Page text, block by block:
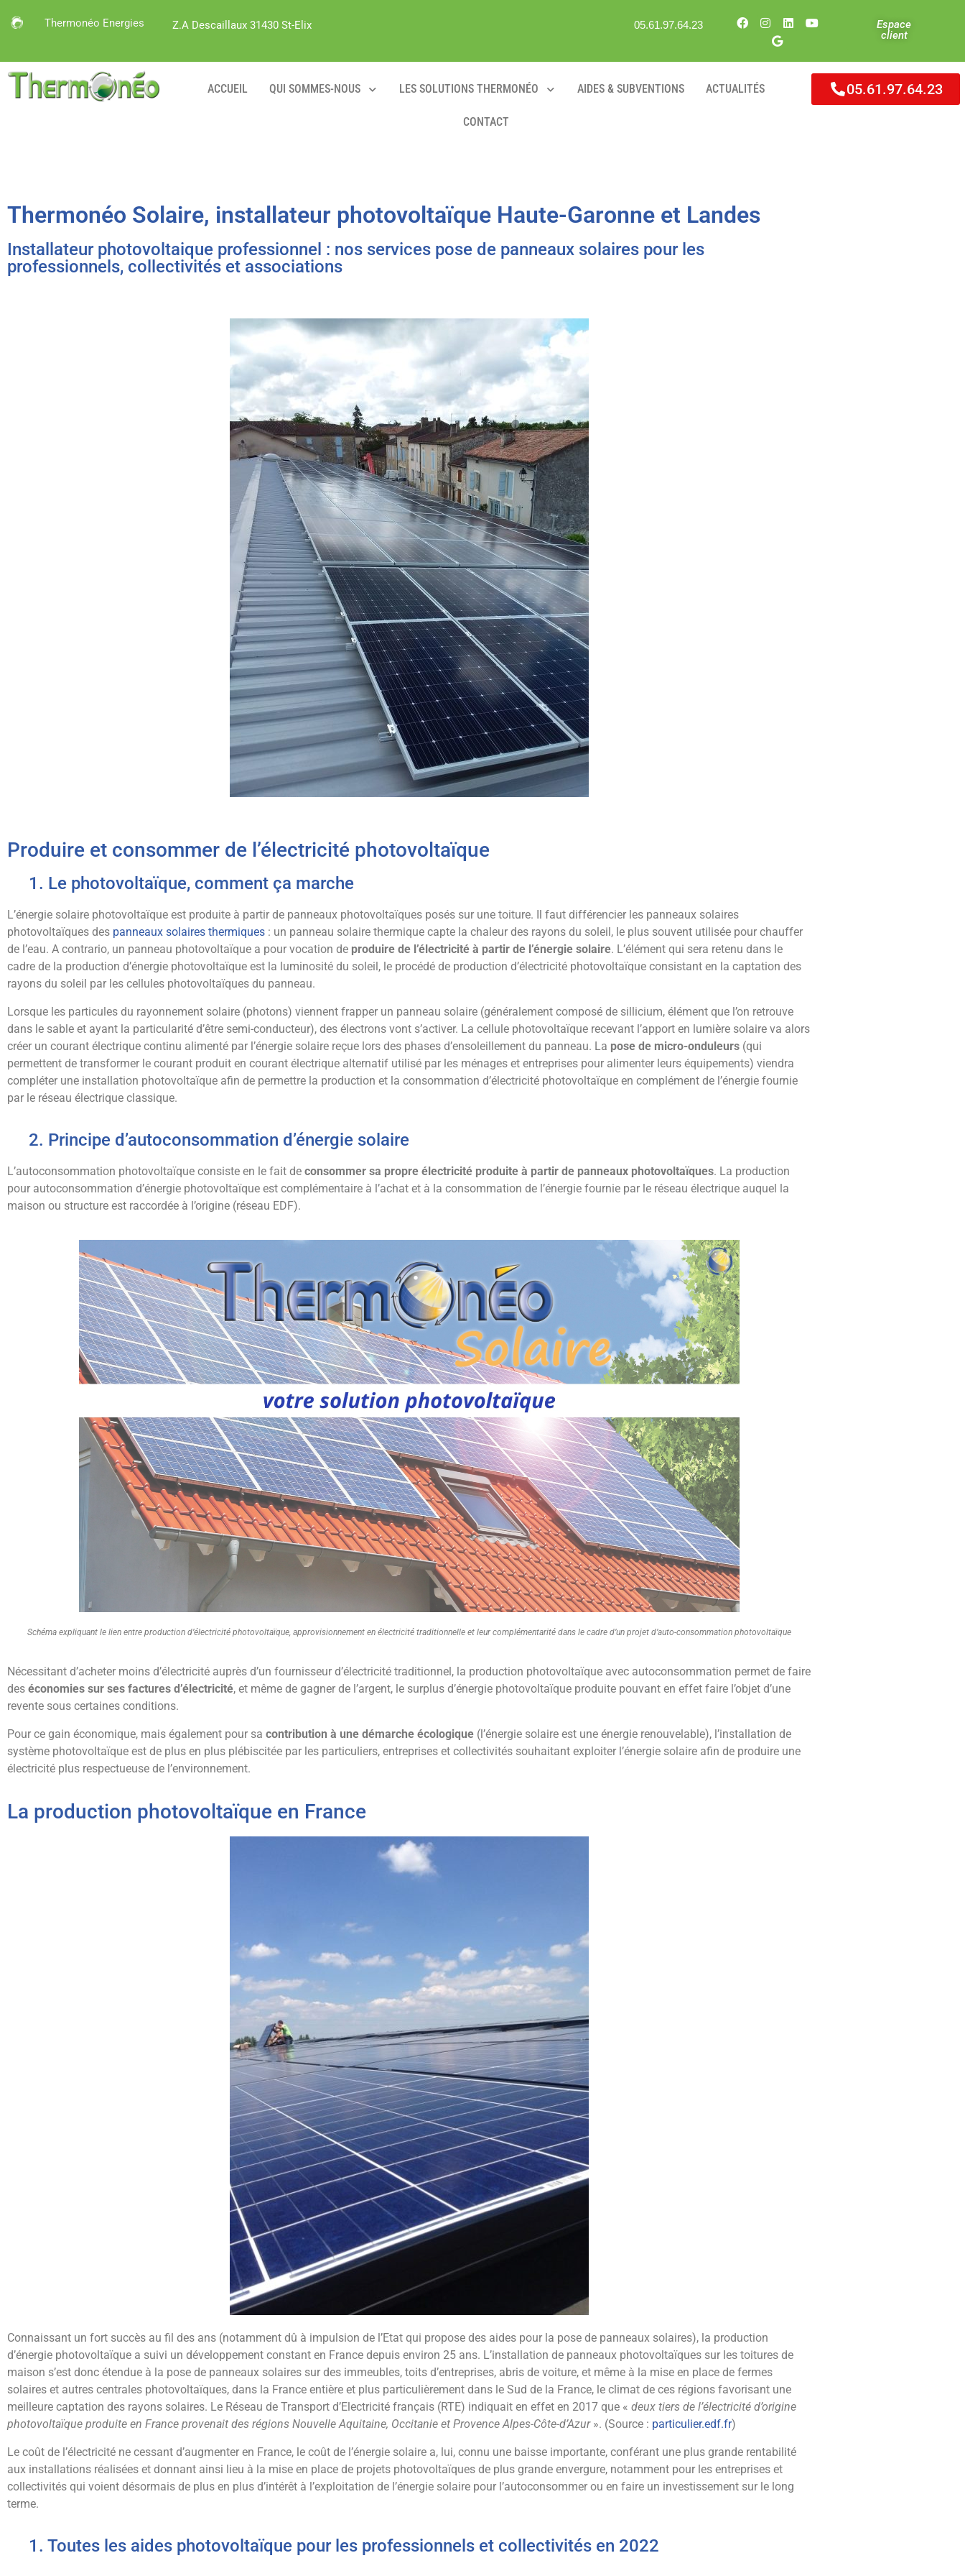
Thermonéo Energies Z.A Descaillaux 31430 St-Elix 05.61.97.64.23
Espace
client
ACCUEIL QUI SOMMES-NOUS LES SOLUTIONS THERMONÉO AIDES & SUBVENTIONS ACTUALITÉS
CONTACT
05.61.97.64.23
Thermonéo Solaire, installateur photovoltaïque Haute-Garonne et Landes
Installateur photovoltaique professionnel : nos services pose de panneaux solaires pour les
professionnels, collectivités et associations
Produire et consommer de l’électricité photovoltaïque
1. Le photovoltaïque, comment ça marche
L’énergie solaire photovoltaïque est produite à partir de panneaux photovoltaïques posés sur une toiture. Il faut différencier les panneaux solaires
photovoltaïques des panneaux solaires thermiques : un panneau solaire thermique capte la chaleur des rayons du soleil, le plus souvent utilisée pour chauffer
de l’eau. A contrario, un panneau photovoltaïque a pour vocation de produire de l’électricité à partir de l’énergie solaire. L’élément qui sera retenu dans le
cadre de la production d’énergie photovoltaïque est la luminosité du soleil, le procédé de production d’électricité photovoltaïque consistant en la captation des
rayons du soleil par les cellules photovoltaïques du panneau.
Lorsque les particules du rayonnement solaire (photons) viennent frapper un panneau solaire (généralement composé de sillicium, élément que l’on retrouve
dans le sable et ayant la particularité d’être semi-conducteur), des électrons vont s’activer. La cellule photovoltaïque recevant l’apport en lumière solaire va alors
créer un courant électrique continu alimenté par l’énergie solaire reçue lors des phases d’ensoleillement du panneau. La pose de micro-onduleurs (qui
permettent de transformer le courant produit en courant électrique alternatif utilisé par les ménages et entreprises pour alimenter leurs équipements) viendra
compléter une installation photovoltaïque afin de permettre la production et la consommation d’électricité photovoltaïque en complément de l’énergie fournie
par le réseau électrique classique.
2. Principe d’autoconsommation d’énergie solaire
L’autoconsommation photovoltaïque consiste en le fait de consommer sa propre électricité produite à partir de panneaux photovoltaïques. La production
pour autoconsommation d’énergie photovoltaïque est complémentaire à l’achat et à la consommation de l’énergie fournie par le réseau électrique auquel la
maison ou structure est raccordée à l’origine (réseau EDF).
Schéma expliquant le lien entre production d’électricité photovoltaïque, approvisionnement en électricité traditionnelle et leur complémentarité dans le cadre d’un projet d’auto-consommation photovoltaïque
Nécessitant d’acheter moins d’électricité auprès d’un fournisseur d’électricité traditionnel, la production photovoltaïque avec autoconsommation permet de faire
des économies sur ses factures d’électricité, et même de gagner de l’argent, le surplus d’énergie photovoltaïque produite pouvant en effet faire l’objet d’une
revente sous certaines conditions.
Pour ce gain économique, mais également pour sa contribution à une démarche écologique (l’énergie solaire est une énergie renouvelable), l’installation de
système photovoltaïque est de plus en plus plébiscitée par les particuliers, entreprises et collectivités souhaitant exploiter l’énergie solaire afin de produire une
électricité plus respectueuse de l’environnement.
La production photovoltaïque en France
Connaissant un fort succès au fil des ans (notamment dû à impulsion de l’Etat qui propose des aides pour la pose de panneaux solaires), la production
d’énergie photovoltaïque a suivi un développement constant en France depuis environ 25 ans. L’installation de panneaux photovoltaïques sur les toitures de
maison s’est donc étendue à la pose de panneaux solaires sur des immeubles, toits d’entreprises, abris de voiture, et même à la mise en place de fermes
solaires et autres centrales photovoltaïques, dans la France entière et plus particulièrement dans le Sud de la France, le climat de ces régions favorisant une
meilleure captation des rayons solaires. Le Réseau de Transport d’Electricité français (RTE) indiquait en effet en 2017 que « deux tiers de l’électricité d’origine
photovoltaïque produite en France provenait des régions Nouvelle Aquitaine, Occitanie et Provence Alpes-Côte-d’Azur». (Source : particulier.edf.fr)
Le coût de l’électricité ne cessant d’augmenter en France, le coût de l’énergie solaire a, lui, connu une baisse importante, conférant une plus grande rentabilité
aux installations réalisées et donnant ainsi lieu à la mise en place de projets photovoltaïques de plus grande envergure, notamment pour les entreprises et
collectivités qui voient désormais de plus en plus d’intérêt à l’exploitation de l’énergie solaire pour l’autoconsommer ou en faire un investissement sur le long
terme.
1. Toutes les aides photovoltaïque pour les professionnels et collectivités en 2022